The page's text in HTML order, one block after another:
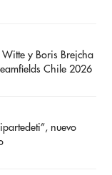
y Boris Brejcha
Chile 2026
nuevo